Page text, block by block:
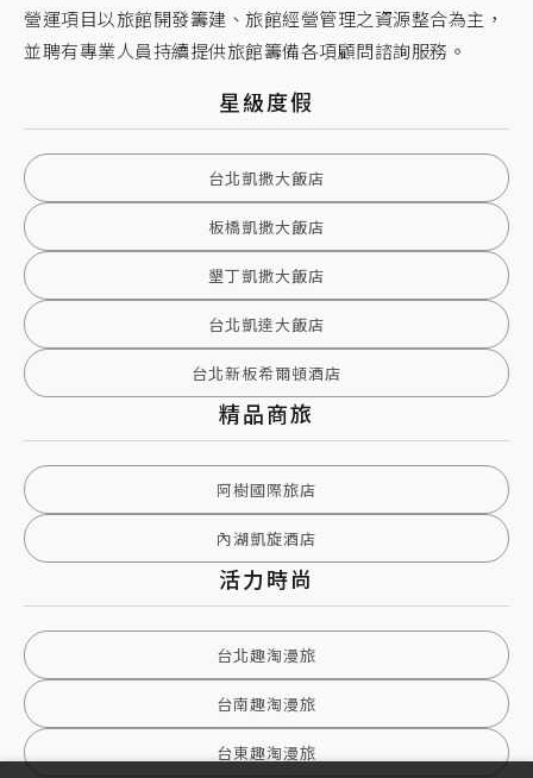
營運項目以旅館開發籌建、旅館經營管理之資源整合為主，
並聘有專業人員持續提供旅館籌備各項顧問諮詢服務。
星級度假
台北凱撒大飯店
板橋凱撒大飯店
墾丁凱撒大飯店
台北凱達大飯店
台北新板希爾頓酒店
精品商旅
阿樹國際旅店
內湖凱旋酒店
活力時尚
台北趣淘漫旅
台南趣淘漫旅
台東趣淘漫旅